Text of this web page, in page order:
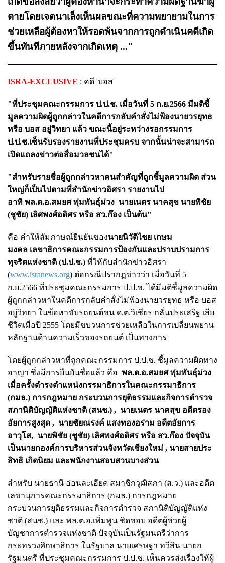
ตายโดยเจตนาเล็งเห็นผลขณะที่ความพยายามในการ
ช่วยเหลือผู้ต้องหาให้รอดพ้นจากการถูกดำเนินคดีเกิด
ขึ้นทันทีภายหลังจากเกิดเหตุ ..."
ISRA-EXCLUSIVE : คดี 'บอส'
"ที่ประชุมคณะกรรมการ ป.ป.ช. เมื่อวันที่ 5 ก.ย.2566 มีมติชี้
มูลความผิดผู้ถูกกล่าวในคดีการกลับคำสั่งไม่ฟ้องนายวรยุทธ
หรือ บอส อยู่วิทยา แล้ว ขณะนี้อยู่ระหว่างรอกรรมการ
ป.ป.ช.เซ็นรับรองรายงานที่ประชุมครบ จากนั้นน่าจะสามารถ
เปิดแถลงข่าวต่อสื่อมวลชนได้"
"สำหรับรายชื่อผู้ถูกกล่าวหาคนสำคัญที่ถูกชี้มูลความผิด ส่วน
ใหญ่ก็เป็นไปตามที่สำนักข่าวอิศรา รายงานไป
อาทิ พล.ต.อ.สมยศ พุ่มพันธุ์ม่วง นายเนตร นาคสุข นายพิชัย
(ชูชัย) เลิศพงศ์อดิศร หรือ สว.ก๊อง เป็นต้น"
คือ คำให้สัมภาษณ์ยืนยันของนายนิวัติไชย เกษม
มงคล เลขาธิการคณะกรรมการป้องกันและปราบปรามการ
ทุจริตแห่งชาติ (ป.ป.ช.) ที่ให้กับสำนักข่าวอิศรา
(www.isranews.org) ต่อกรณีปรากฏข่าวว่า เมื่อวันที่ 5
ก.ย.2566 ที่ประชุมคณะกรรมการ ป.ป.ช. ได้มีมติชี้มูลความผิด
ผู้ถูกกล่าวหาในคดีการกลับคำสั่งไม่ฟ้องนายวรยุทธ หรือ บอส
อยู่วิทยา ในข้อหาขับรถยนต์ชน ด.ต.วิเชียร กลั่นประเสริฐ เสีย
ชีวิตเมื่อปี 2555 โดยมีขบวนการช่วยเหลือในการเปลี่ยนพยาน
หลักฐานด้านความเร็วของรถยนต์ เป็นทางการ
โดยผู้ถูกกล่าวหาที่ถูกคณะกรรมการ ป.ป.ช. ชี้มูลความผิดทาง
อาญา ซึ่งมีการยืนยันชื่อแล้ว คือ พล.ต.อ.สมยศ พุ่มพันธุ์ม่วง
เมื่อครั้งดำรงตำแหน่งกรรมาธิการในคณะกรรมาธิการ
(กมธ.) การกฎหมาย กระบวนการยุติธรรมและกิจการตำรวจ
สภานิติบัญญัติแห่งชาติ (สนช.) , นายเนตร นาคสุข อดีตรอง
อัยการสูงสุด , นายชัยณรงค์ แสงทองอร่าม อดีตอัยการ
อาวุโส, นายพิชัย (ชูชัย) เลิศพงศ์อดิศร หรือ สว.ก๊อง ปัจจุบัน
เป็นนายกองค์การบริหารส่วนจังหวัดเชียงใหม่ , นายสายประ
สิทธิ เกิดนิยม และพนักงานสอบสวนบางส่วน
สำหรับ นายธานี อ่อนละเอียด สมาชิกวุฒิสภา (ส.ว.) และอดีต
เลขานุการคณะกรรมาธิการ (กมธ.) การกฎหมาย
กระบวนการยุติธรรมและกิจการตำรวจ สภานิติบัญญัติแห่ง
ชาติ (สนช.) และ พล.ต.อ.เพิ่มพูน ชิดชอบ อดีตผู้ช่วยผู้
บัญชาการตำรวจแห่งชาติ ปัจจุบันเป็นรัฐมนตรีว่าการ
กระทรวงศึกษาธิการ ในรัฐบาล นายเศรษฐา ทวีสิน นายก
รัฐมนตรี ที่ประชุมคณะกรรมการ ป.ป.ช. เห็นควรส่งเรื่องให้ผู้